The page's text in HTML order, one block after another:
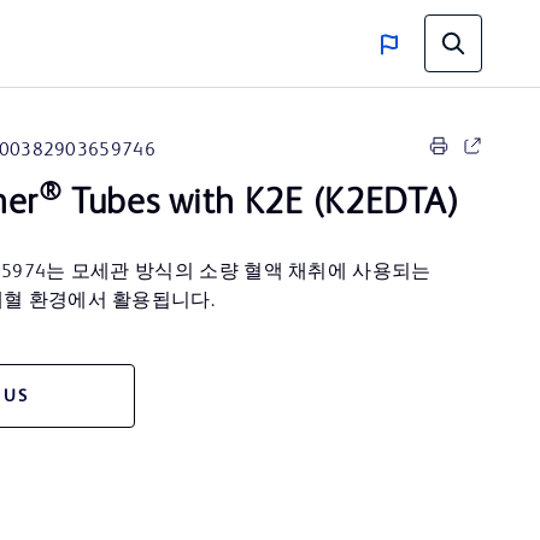
00382903659746
® Tubes with K2E (K2EDTA)
는 모세관 방식의 소량 혈액 채취에 사용되는
환경에서 활용됩니다.